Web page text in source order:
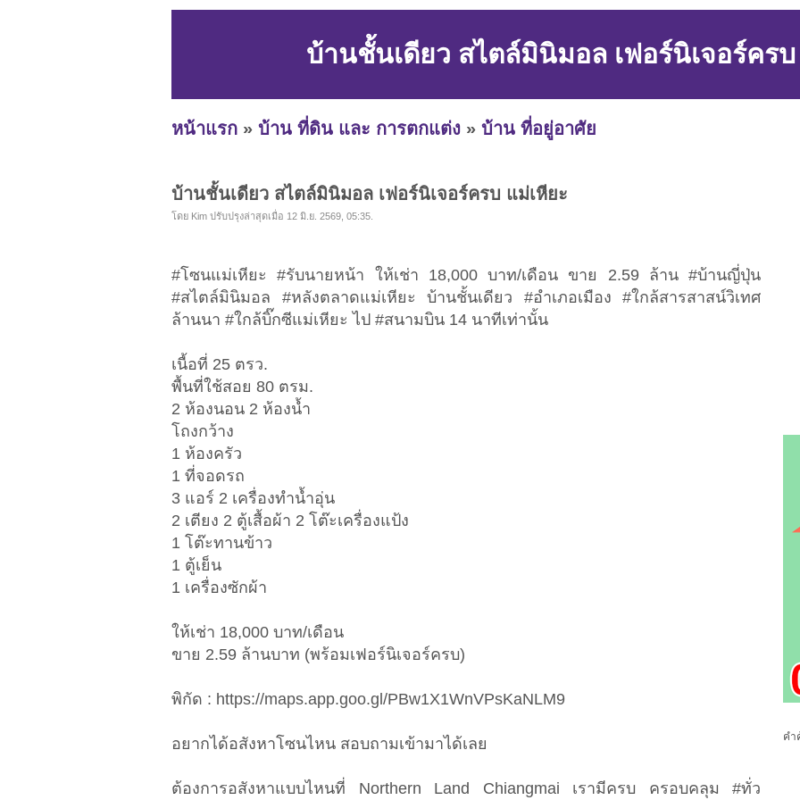
บ้านชั้นเดียว สไตล์มินิมอล เฟอร์นิเจอร์ครบ
หน้าแรก » บ้าน ที่ดิน และ การตกแต่ง » บ้าน ที่อยู่อาศัย
บ้านชั้นเดียว สไตล์มินิมอล เฟอร์นิเจอร์ครบ แม่เหียะ
โดย Kim ปรับปรุงล่าสุดเมื่อ 12 มิ.ย. 2569, 05:35.
#โซนแม่เหียะ #รับนายหน้า ให้เช่า 18,000 บาท/เดือน ขาย 2.59 ล้าน​​ #บ้านญี่ปุ่น
#สไตล์มินิมอล #หลังตลาดแม่เหียะ บ้านชั้นเดียว #อำเภอเมือง #ใกล้สารสาสน์วิเทศ
ล้านนา #ใกล้บิ๊กซีแม่เหียะ ไป #สนามบิน 14 นาทีเท่านั้น
เนื้อที่ 25 ตรว.
พื้นที่ใช้สอย 80 ตรม.
2 ห้องนอน 2 ห้องน้ำ
โถงกว้าง
1 ห้องครัว
1 ที่จอดรถ
3 แอร์ 2 เครื่องทำน้ำอุ่น
2 เตียง 2 ตู้เสื้อผ้า 2 โต๊ะเครื่องแป้ง
1 โต๊ะทานข้าว
1 ตู้เย็น
1 เครื่องซักผ้า
ให้เช่า 18,000 บาท/เดือน
ขาย 2.59 ล้านบาท (พร้อมเฟอร์นิเจอร์ครบ)
พิกัด : https://maps.app.goo.gl/PBw1X1WnVPsKaNLM9
อยากได้อสังหาโซนไหน สอบถามเข้ามาได้เลย
ต้องการอสังหาแบบไหนที่ Northern Land Chiangmai เรามีครบ ครอบคลุม #ทั่ว
คำ